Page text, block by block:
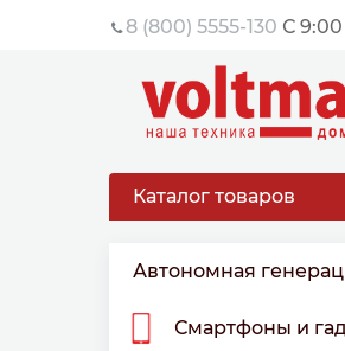
8 (800) 5555-130 С
Каталог товаров
Автономная
Смартфоны и